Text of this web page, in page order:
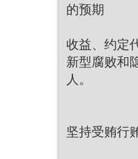
的预期
收益、约定
新型腐败和
人。
坚持受贿行